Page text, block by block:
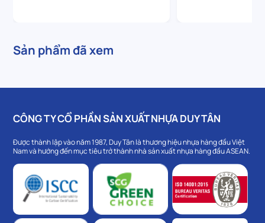
Sản phẩm đã xem
CÔNG TY CỔ PHẦN SẢN XUẤT NHỰA DUY TÂN
Được thành lập vào năm 1987, Duy Tân là thương hiệu nhựa hàng đầu Việt
Nam và hướng đến mục tiêu trở thành nhà sản xuất nhựa hàng đầu ASEAN.